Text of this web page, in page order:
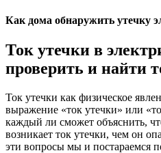
Как дома обнаружить утечку
Ток утечки в
проверить и найти
Ток утечки как физическое
выражение «ток утечки» или
каждый ли сможет объяснить,
возникает ток утечки, чем он
эти вопросы мы и постараемся